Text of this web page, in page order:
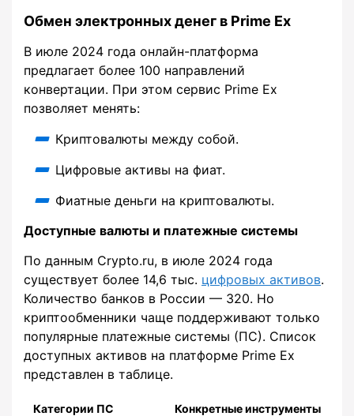
Обмен электронных денег в Prime Ex
В июле 2024 года онлайн-платформа
предлагает более 100 направлений
конвертации. При этом сервис Prime Ex
позволяет менять:
Криптовалюты между собой.
Цифровые активы на фиат.
Фиатные деньги на криптовалюты.
Доступные валюты и платежные системы
По данным Crypto.ru, в июле 2024 года
существует более 14,6 тыс. цифровых активов.
Количество банков в России — 320. Но
криптообменники чаще поддерживают только
популярные платежные системы (ПС). Список
доступных активов на платформе Prime Ex
представлен в таблице.
Категории ПС Конкретные инструменты